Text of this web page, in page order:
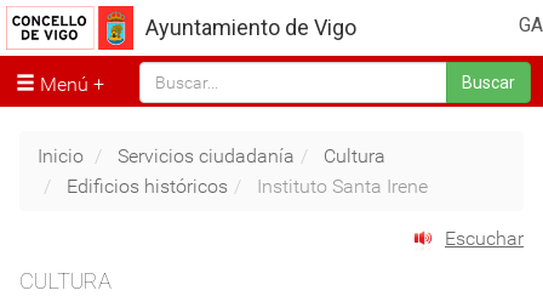
GA
Ayuntamiento de Vigo
Menú Buscar
Inicio Servicios ciudadanía
Cultura
Edificios históricos
Instituto Santa Irene
Escuchar
CULTURA